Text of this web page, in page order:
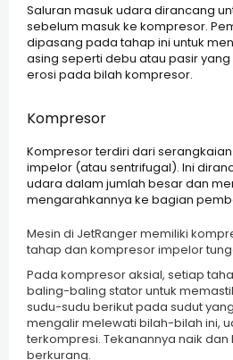
Saluran masuk udara dirancang
sebelum masuk ke kompresor.
dipasang pada tahap ini untuk
asing seperti debu atau pasir
erosi pada bilah kompresor.
Kompresor
Kompresor terdiri dari
impelor (atau sentrifugal). Ini
udara dalam jumlah besar dan
mengarahkannya ke bagian
Mesin di JetRanger memiliki
tahap dan kompresor impelor
Pada kompresor aksial, setiap
baling-baling stator untuk
sudu-sudu berikut pada sudut
mengalir melewati bilah-bilah ini,
terkompresi. Tekanannya naik
berkurang.